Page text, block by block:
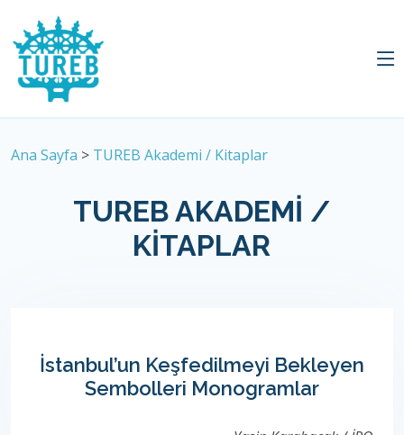
Ana Sayfa > TUREB Akademi / Kitaplar
TUREB AKADEMI /
KITAPLAR
İstanbul’un Keşfedilmeyi Bekleyen
Sembolleri Monogramlar